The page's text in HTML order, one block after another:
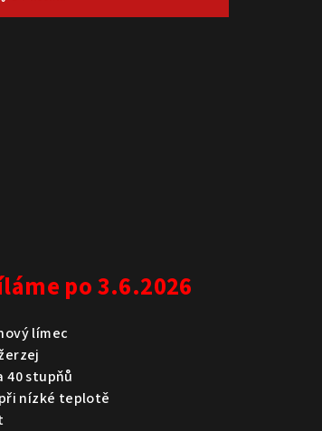
po 3.6.2026
límec
40 stupňů
nízké teplotě